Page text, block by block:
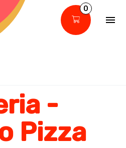
0
-
Pizza